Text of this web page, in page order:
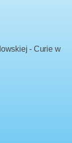
- Curie w